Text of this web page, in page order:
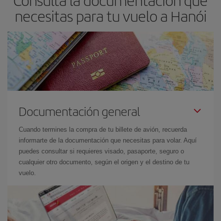
necesitas para tu vuelo a Hanói
Documentación general
Cuando termines la compra de tu billete de avión, recuerda
informarte de la documentación que necesitas para volar. Aquí
puedes consultar si requieres visado, pasaporte, seguro o
cualquier otro documento, según el origen y el destino de tu
vuelo.